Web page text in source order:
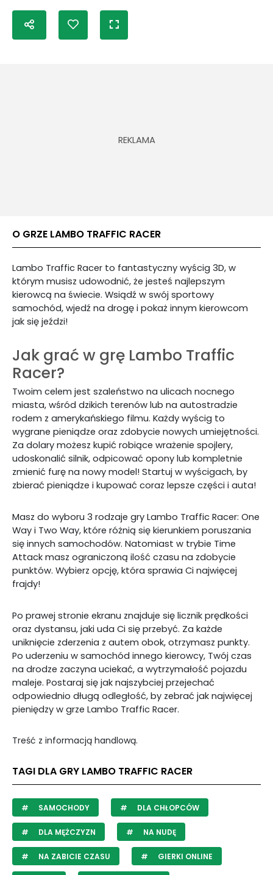
O GRZE LAMBO TRAFFIC RACER
Lambo Traffic Racer to fantastyczny wyścig 3D, w
którym musisz udowodnić, że jesteś najlepszym
kierowcą na świecie. Wsiądź w swój sportowy
samochód, wjedź na drogę i pokaż innym kierowcom
jak się jeździ!
Jak grać w grę Lambo Traffic
Racer?
Twoim celem jest szaleństwo na ulicach nocnego
miasta, wśród dzikich terenów lub na autostradzie
rodem z amerykańskiego filmu. Każdy wyścig to
wygrane pieniądze oraz zdobycie nowych umiejętności.
Za dolary możesz kupić robiące wrażenie spojlery,
udoskonalić silnik, odpicować opony lub kompletnie
zmienić furę na nowy model! Startuj w wyścigach, by
zbierać pieniądze i kupować coraz lepsze części i auta!
Masz do wyboru 3 rodzaje gry Lambo Traffic Racer: One
Way i Two Way, które różnią się kierunkiem poruszania
się innych samochodów. Natomiast w trybie Time
Attack masz ograniczoną ilość czasu na zdobycie
punktów. Wybierz opcję, która sprawia Ci najwięcej
frajdy!
Po prawej stronie ekranu znajduje się licznik prędkości
oraz dystansu, jaki uda Ci się przebyć. Za każde
uniknięcie zderzenia z autem obok, otrzymasz punkty.
Po uderzeniu w samochód innego kierowcy, Twój czas
na drodze zaczyna uciekać, a wytrzymałość pojazdu
maleje. Postaraj się jak najszybciej przejechać
odpowiednio długą odległość, by zebrać jak najwięcej
pieniędzy w grze Lambo Traffic Racer.
Treść z informacją handlową.
TAGI DLA GRY LAMBO TRAFFIC RACER
SAMOCHODY DLA CHŁOPCÓW
DLA MĘŻCZYZN NA NUDĘ
NA ZABICIE CZASU GIERKI ONLINE